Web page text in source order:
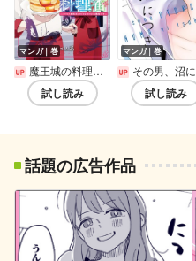
マンガ｜巻
魔王城の料理番 ～コワモテ魔族ばかりだけど、ホワイトな職場です～
試し読み
マンガ｜巻
その男、沼につき。
試し読み
話題の広告作品